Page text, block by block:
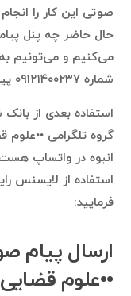
صوتی این کار را
حال حاضر چه پنل
می‌کنیم و می‌تونیم به
شماره ۰۹۱۲۱۴۰۰۲۳۷ پیام ارسال فرمایید.
استفاده بعدی از
گروه تلگرامی ••علوم
انبوه در واتساپ
استفاده از لایسنس
فرمایید:
ارسال پیام
••علوم